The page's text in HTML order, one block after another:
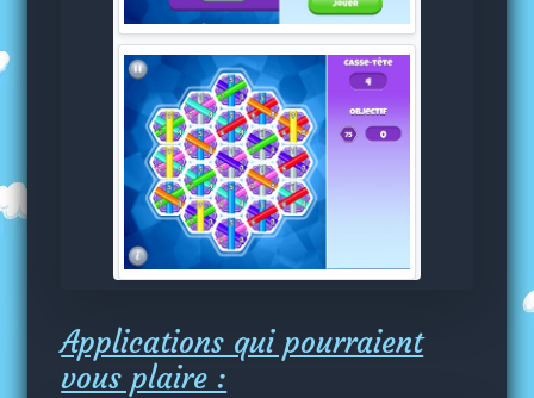
Applications qui pourraient
vous plaire :